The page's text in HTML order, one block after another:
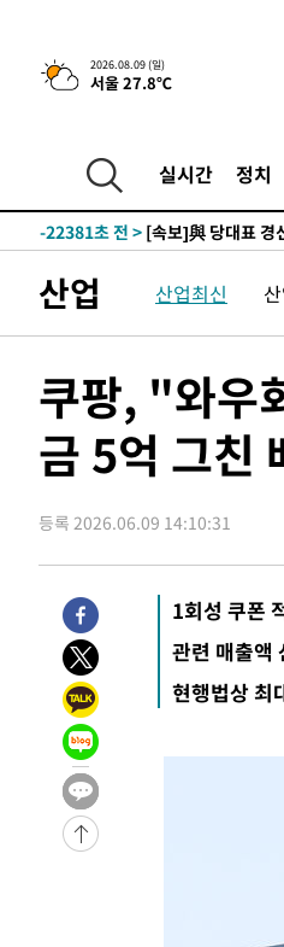
2026.08.09 (일)
서울 27.8℃
실시간 정치
-24868초 전 >AT마드리드 데뷔
-23498초 전 > [속보]與 강원·TK
44.53%
-22672초 전 >
[속보]與전대 권
-22479초 전 >
45.71%
-22381초 전 > [속보]與 당대표 경
득표
-20096초 전 >
"일본축구협회, 대
-12738초 전 >[속보]장은수,
-8030초 전 >손흥민, 68분 뛰고 2
-7302초 전 >'2경기 연속 침묵' 손
-6054초 전 >이강인, 오늘 서울서
2시간 전 >콜롬비아 신임 우파 대
3시간 전 >튀르키예 외무장관, "메
4시간 전 >
이군이 불법 군시설 건
-31950초 전 >
네타냐후, 트럼프
-28546초 전 >
-27542초 전 >
태풍 돌핀, 중 저
-24888초 전 >
-23518초 전 >
44.40%
-22852초 전 >
44.53%
-22692초 전 >
[속보]與 당대표
[속보]與 당대표
산업 산업최신
쿠팡, "와우
금 5억 그친
등록 2026.06.09 14:10:31
1회성 쿠폰
관련 매출액
현행법상 최